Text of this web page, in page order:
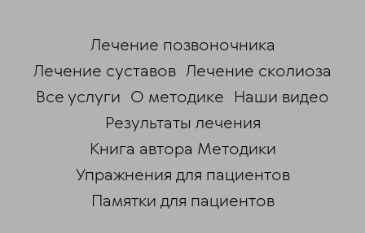
Лечение позвоночника
Лечение суставов Лечение сколиоза
Все услуги О методике Наши видео
Результаты лечения
Книга автора Методики
Упражнения для пациентов
Памятки для пациентов